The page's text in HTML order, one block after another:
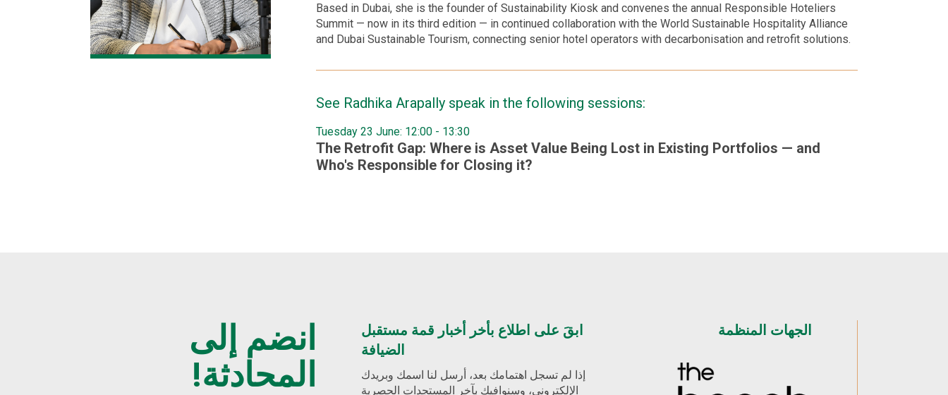
Based in Dubai, she is the founder of Sustainability Kiosk and convenes the annual Responsible Hoteliers
Summit — now in its third edition — in continued collaboration with the World Sustainable Hospitality Alliance
and Dubai Sustainable Tourism, connecting senior hotel operators with decarbonisation and retrofit solutions.
See Radhika Arapally speak in the following sessions:
Tuesday 23 June: 12:00 - 13:30
The Retrofit Gap: Where is Asset Value Being Lost in Existing Portfolios — and
Who's Responsible for Closing it?
انضم إلى
المحادثة!
ابقَ على اطلاع بأخر أخبار قمة مستقبل
الضيافة
إذا لم تسجل اهتمامك بعد، أرسل لنا اسمك وبريدك
الإلكتروني، وسنوافيك بآخر المستجدات الحصرية
الجهات المنظمة